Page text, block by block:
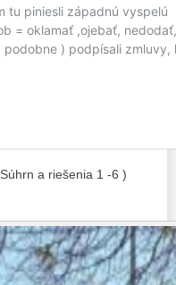
a riešenia 1 -6 )